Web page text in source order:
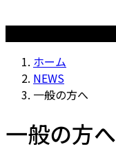
ホーム
NEWS
一般の方へ
一般の方へ